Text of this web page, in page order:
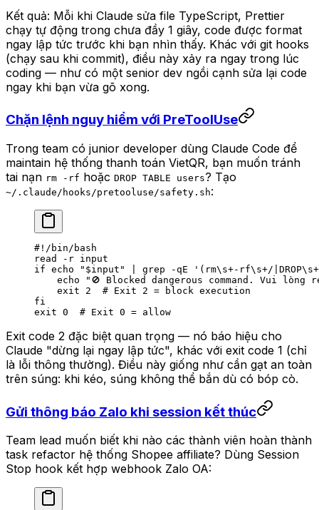
Kết quả: Mỗi khi Claude sửa file TypeScript, Prettier
chạy tự động trong chưa đầy 1 giây, code được format
ngay lập tức trước khi bạn nhìn thấy. Khác với git hooks
(chạy sau khi commit), điều này xảy ra ngay trong lúc
coding — như có một senior dev ngồi cạnh sửa lại code
ngay khi bạn vừa gõ xong.
Chặn lệnh nguy hiểm với PreToolUse
Trong team có junior developer dùng Claude Code để
maintain hệ thống thanh toán VietQR, bạn muốn tránh
tai nạn rm -rf hoặc DROP TABLE users? Tạo
~/.claude/hooks/pretooluse/safety.sh:
#!/bin/bash
read
-r input
if echo " $input " grep -qE '(rm\s+-rf\s+/
    echo
"🚫 Blocked dangerous command. Vui lòng
    exit
2
  # Exit 2 = block execution
fi
exit 0
  # Exit 0 = allow
Exit code 2 đặc biệt quan trọng — nó báo hiệu cho
Claude "dừng lại ngay lập tức", khác với exit code 1 (chỉ
là lỗi thông thường). Điều này giống như cần gạt an toàn
trên súng: khi kéo, súng không thể bắn dù có bóp cò.
Gửi thông báo Zalo khi session kết thúc
Team lead muốn biết khi nào các thành viên hoàn thành
task refactor hệ thống Shopee affiliate? Dùng Session
Stop hook kết hợp webhook Zalo OA: